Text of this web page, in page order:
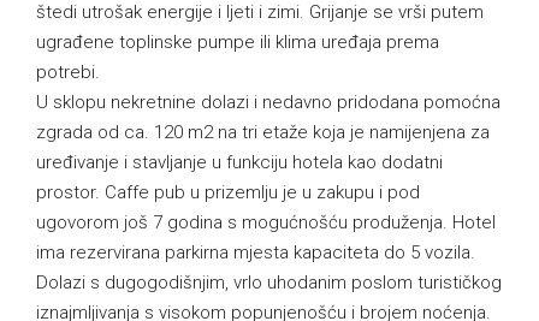
štedi utrošak energije i ljeti i zimi. Grijanje se vrši putem
ugrađene toplinske pumpe ili klima uređaja prema
potrebi.
U sklopu nekretnine dolazi i nedavno pridodana pomoćna
zgrada od ca. 120 m2 na tri etaže koja je namijenjena za
uređivanje i stavljanje u funkciju hotela kao dodatni
prostor. Caffe pub u prizemlju je u zakupu i pod
ugovorom još 7 godina s mogućnošću produženja. Hotel
ima rezervirana parkirna mjesta kapaciteta do 5 vozila.
Dolazi s dugogodišnjim, vrlo uhodanim poslom turističkog
iznajmljivanja s visokom popunjenošću i brojem noćenja.